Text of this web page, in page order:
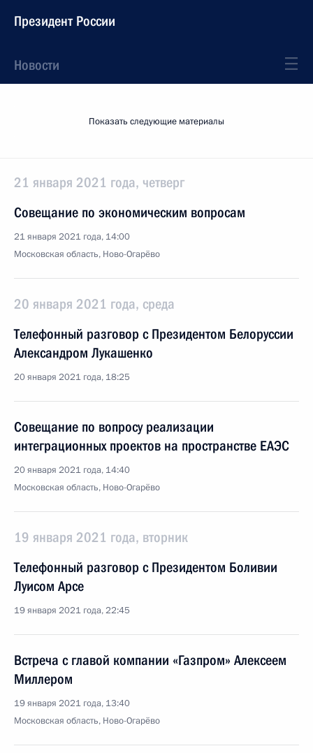
Президент России
Новости
Показать следующие материалы
21 января 2021 года, четверг
Совещание по экономическим вопросам
21 января 2021 года, 14:00
Московская область, Ново-Огарёво
20 января 2021 года, среда
Телефонный разговор с Президентом Белоруссии
Александром Лукашенко
20 января 2021 года, 18:25
Совещание по вопросу реализации
интеграционных проектов на пространстве ЕАЭС
20 января 2021 года, 14:40
Московская область, Ново-Огарёво
19 января 2021 года, вторник
Телефонный разговор с Президентом Боливии
Луисом Арсе
19 января 2021 года, 22:45
Встреча с главой компании «Газпром» Алексеем
Миллером
19 января 2021 года, 13:40
Московская область, Ново-Огарёво